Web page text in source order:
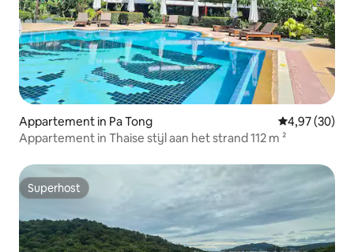
Appartement in Pa Tong Gemiddelde
4,97 (30)
Appartement in Thaise stijl aan het strand 112 m ²
Superhost
Superhost